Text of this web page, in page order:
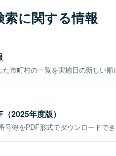
索に関する情報
市町村の一覧を実施日の新しい順
2025年度版）
号簿をPDF形式でダウンロードでき